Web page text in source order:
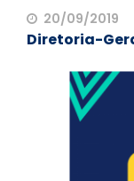
20/09/2019
Diretoria-